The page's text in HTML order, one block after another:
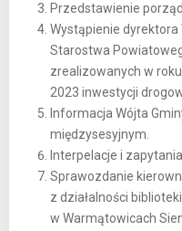
Przedstawienie
Wystąpienie dyrektora
Starostwa
zrealizowanych w
2023 inwestycji
Informacja Wójta
międzysesyjnym.
Interpelacje i
Sprawozdanie
z działalności
w Warmątowicach